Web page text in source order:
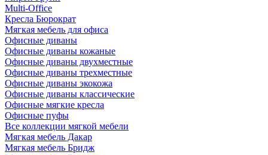
Multi-Office
Кресла Бюрократ
Мягкая мебель для офиса
Офисные диваны
Офисные диваны кожаные
Офисные диваны двухместные
Офисные диваны трехместные
Офисные диваны экокожа
Офисные диваны классические
Офисные мягкие кресла
Офисные пуфы
Все коллекции мягкой мебели
Мягкая мебель Дакар
Мягкая мебель Бридж